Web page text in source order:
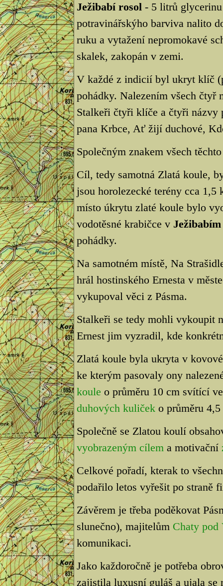
Ježibabí rosol- 5 litrů glycerinu
potravinářskýho barviva nalito
ruku a vytažení nepromokavé
skalek, zakopán v zemi.
V každé z indicií byl ukryt klíč
pohádky. Nalezením všech čtyř
Stalkeři čtyři klíče a čtyři názvy
pana Krbce, Ať žijí duchové,
Společným znakem všech
Cíl, tedy samotná Zlatá koule,
jsou horolezecké terény cca
místo úkrytu zlaté koule bylo
vodotěsné krabičce v
pohádky.
Na samotném místě, Na
hrál hostinského Ernesta v
vykupoval věci z Pásma.
Stalkeři se tedy mohli vykoupit
Ernest jim vyzradil, kde
Zlatá koule byla ukryta v
ke kterým pasovaly ony
koule o průměru 10 cm svítící
duhových kuličeko průměru 4,5
Společně se Zlatou koulí
vyobrazeným cílema motivační
Celkové pořadí, kterak to
podařilo letos vyřešit po straně
Závěrem je třeba poděkovat
slunečno), majitelům Chaty pod
komunikaci.
Jako každoročně je potřeba
zajistila luxusní guláš a ujala se